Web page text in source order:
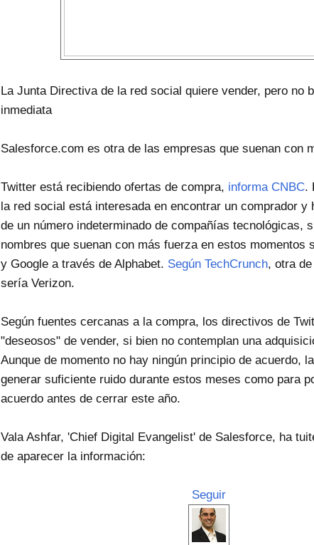
La Junta Directiva de la red social quiere vender, pero no
inmediata
Salesforce.com es otra de las empresas que suenan con
Twitter está recibiendo ofertas de compra, informa CNBC.
la red social está interesada en encontrar un comprador y
de un número indeterminado de compañías tecnológicas,
nombres que suenan con más fuerza en estos momentos
y Google a través de Alphabet. Según TechCrunch, otra
sería Verizon.
Según fuentes cercanas a la compra, los directivos de
"deseosos" de vender, si bien no contemplan una
Aunque de momento no hay ningún principio de acuerdo,
generar suficiente ruido durante estos meses como para
acuerdo antes de cerrar este año.
Vala Ashfar, 'Chief Digital Evangelist' de Salesforce, ha
de aparecer la información:
Seguir